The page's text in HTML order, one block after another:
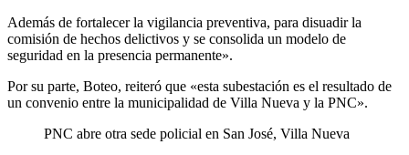
Además de fortalecer la vigilancia preventiva, para disuadir la
comisión de hechos delictivos y se consolida un modelo de
seguridad en la presencia permanente».
Por su parte, Boteo, reiteró que «esta subestación es el resultado de
un convenio entre la municipalidad de Villa Nueva y la PNC».
PNC abre otra sede policial en San José, Villa Nueva